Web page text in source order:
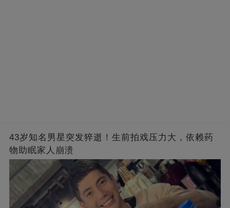
43岁知名男星突发猝逝！生前拍戏压力大，依赖药
物助眠家人崩溃